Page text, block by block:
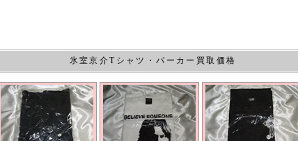
氷室京介Tシャツ・パーカー買取価格